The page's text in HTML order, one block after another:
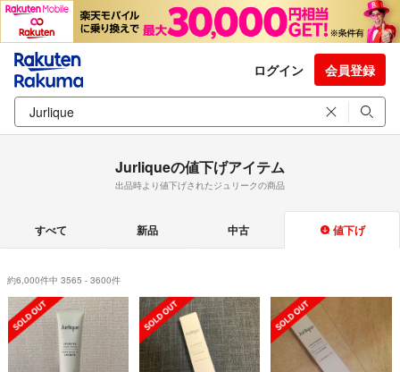
ログイン 会員登録
Jurliqueの値下げアイテム
出品時より値下げされたジュリークの商品
すべて 新品 中古 値下げ
約6,000件中 3565 - 3600件